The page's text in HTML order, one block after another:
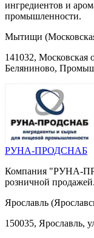
ингредиентов и
промышленности.
Мытищи
141032, Московская
Беляниново,
РУНА-ПРОДСНАБ
Компания "РУНА-
розничной продажей.
Ярославль
150035, Ярославль,